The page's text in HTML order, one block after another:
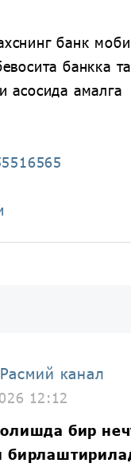
банк
банкка
асосида амалга
канал
12:12
бир